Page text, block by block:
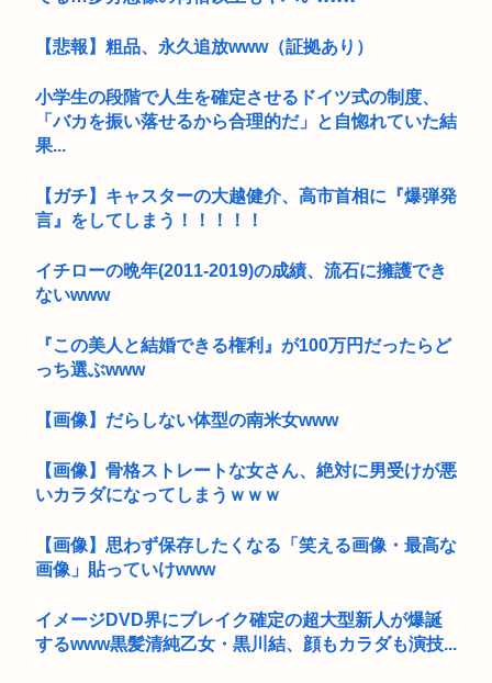
【悲報】粗品、永久追放www（証拠あり）
小学生の段階で人生を確定させるドイツ式の制度、
「バカを振い落せるから合理的だ」と自惚れていた結
果...
【ガチ】キャスターの大越健介、高市首相に『爆弾発
言』をしてしまう！！！！！
イチローの晩年(2011-2019)の成績、流石に擁護でき
ないwww
『この美人と結婚できる権利』が100万円だったらど
っち選ぶwww
【画像】だらしない体型の南米女www
【画像】骨格ストレートな女さん、絶対に男受けが悪
いカラダになってしまうｗｗｗ
【画像】思わず保存したくなる「笑える画像・最高な
画像」貼っていけwww
イメージDVD界にブレイク確定の超大型新人が爆誕
するwww黒髪清純乙女・黒川結、顔もカラダも演技...